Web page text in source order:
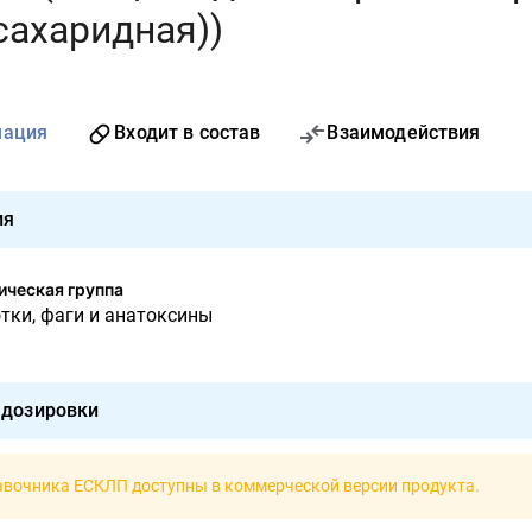
Входит в состав Взаимодействия
группа
фаги и анатоксины
ЕСКЛП доступны в коммерческой версии продукта.